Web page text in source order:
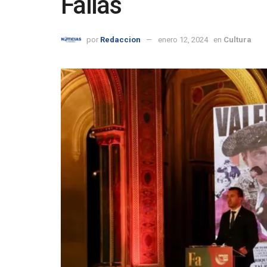
por Redaccion enero 12, 2024 en Cultura